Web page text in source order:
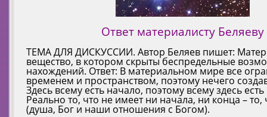
Ответ материалисту Беляеву
ТЕМА ДЛЯ ДИСКУССИИ. Автор Беляев пишет:
вещество, в котором скрыты беспредельные
нахождений. Ответ: В материальном мире все
временем и пространством, поэтому нечего
Здесь всему есть начало, поэтому всему здесь
Реально то, что не имеет ни начала, ни конца – то,
(душа, Бог и наши отношения с Богом).